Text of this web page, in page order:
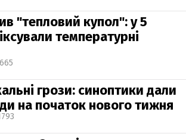
"тепловий купол": у 5
температурні
грози: синоптики дали
на початок нового тижня